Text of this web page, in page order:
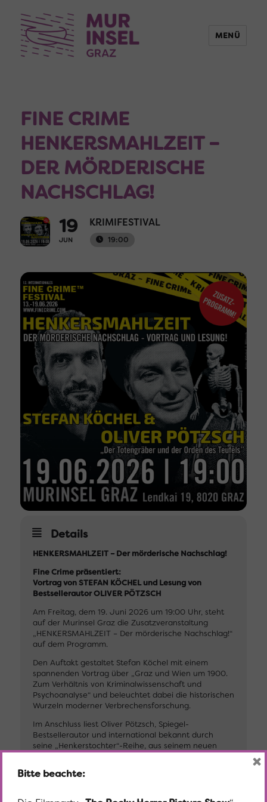
MENÜ
FINE CRIME
HENKERSMAHLZEIT –
DER MÖRDERISCHE
NACHSCHLAG!
19
JUN
KRIMIFESTIVAL
19:00
Details
HENKERSMAHLZEIT – Der mörderische Nachschlag!
Fine Crime präsentiert:
Vortrag von STEFAN KÖCHEL und Lesung von
Bestsellerautor OLIVER PÖTZSCH
Am Freitag, dem 19. Juni 2026 um 19:00 Uhr, steht
auf der Murinsel Graz die Zusatzveranstaltung
„HENKERSMAHLZEIT – Der mörderische Nachschlag!“
auf dem Programm.
Den Auftakt gestaltet Stefan Köchel mit einem
spannenden Vortrag über „Graz und Wien um 1900.
Zum Verhältnis von Kriminalwissenschaft und
Psychoanalyse“ und beleuchtet dabei die historischen
Wurzeln moderner Verbrechensforschung.
Im Anschluss liest Oliver Pötzsch, Spiegel-
Bestsellerautor und international bekannt durch
seine „Henkerstochter“-Reihe, aus seinem neuen
entführt er das Publikum in die düsteren Abgründe
Bitte beachte:
×